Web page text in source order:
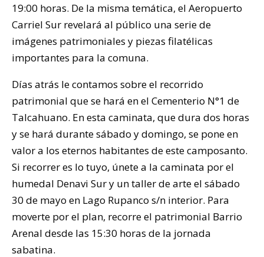
19:00 horas. De la misma temática, el Aeropuerto
Carriel Sur revelará al público una serie de
imágenes patrimoniales y piezas filatélicas
importantes para la comuna.
Días atrás le contamos sobre el recorrido
patrimonial que se hará en el Cementerio N°1 de
Talcahuano. En esta caminata, que dura dos horas
y se hará durante sábado y domingo, se pone en
valor a los eternos habitantes de este camposanto.
Si recorrer es lo tuyo, únete a la caminata por el
humedal Denavi Sur y un taller de arte el sábado
30 de mayo en Lago Rupanco s/n interior. Para
moverte por el plan, recorre el patrimonial Barrio
Arenal desde las 15:30 horas de la jornada
sabatina.